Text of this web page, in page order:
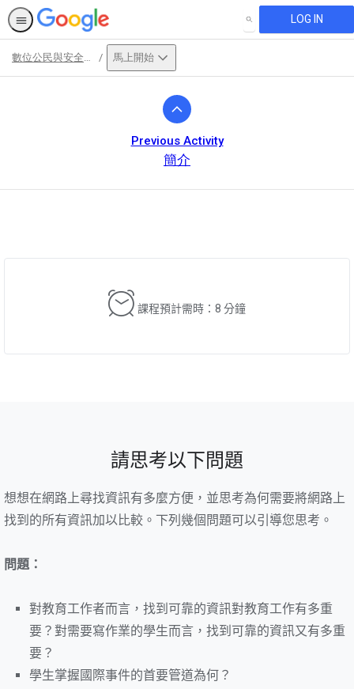
SEARCH LOG IN
數位公民與安全課程 馬上開始
Previous Activity
簡介
課程預計需時：8 分鐘
請思考以下問題
想想在網路上尋找資訊有多麼方便，並思考為何需要將網路上
找到的所有資訊加以比較。下列幾個問題可以引導您思考。
問題：
對教育工作者而言，找到可靠的資訊對教育工作有多重
要？對需要寫作業的學生而言，找到可靠的資訊又有多重
要？
學生掌握國際事件的首要管道為何？